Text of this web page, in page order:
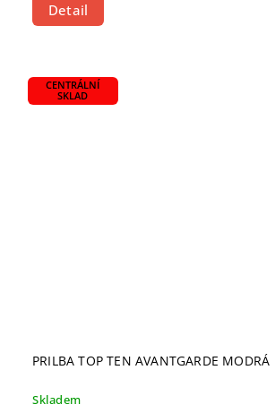
Detail
CENTRÁLNÍ
SKLAD
PRILBA TOP TEN AVANTGARDE MODRÁ
Skladem